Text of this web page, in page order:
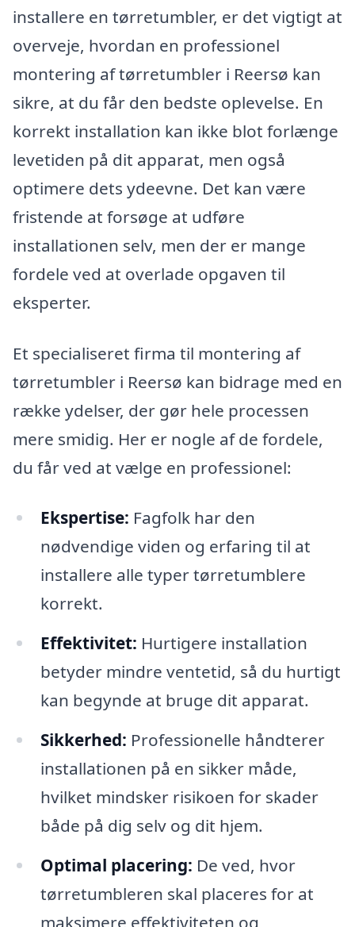
installere en tørretumbler, er det vigtigt at
overveje, hvordan en professionel
montering af tørretumbler i Reersø kan
sikre, at du får den bedste oplevelse. En
korrekt installation kan ikke blot forlænge
levetiden på dit apparat, men også
optimere dets ydeevne. Det kan være
fristende at forsøge at udføre
installationen selv, men der er mange
fordele ved at overlade opgaven til
eksperter.
Et specialiseret firma til montering af
tørretumbler i Reersø kan bidrage med en
række ydelser, der gør hele processen
mere smidig. Her er nogle af de fordele,
du får ved at vælge en professionel:
Ekspertise: Fagfolk har den
nødvendige viden og erfaring til at
installere alle typer tørretumblere
korrekt.
Effektivitet: Hurtigere installation
betyder mindre ventetid, så du hurtigt
kan begynde at bruge dit apparat.
Sikkerhed: Professionelle håndterer
installationen på en sikker måde,
hvilket mindsker risikoen for skader
både på dig selv og dit hjem.
Optimal placering: De ved, hvor
tørretumbleren skal placeres for at
maksimere effektiviteten og